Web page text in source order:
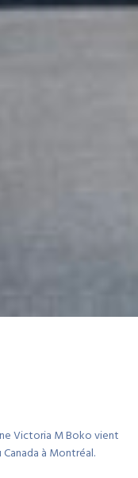
Victoria M Boko vient
à Montréal.